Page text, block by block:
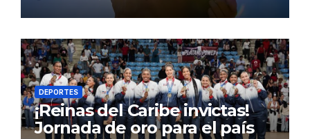
Sahara para este sábado
DEPORTES
¡Reinas del Caribe invictas!
Jornada de oro para el país